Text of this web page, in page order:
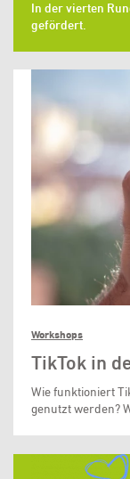
In der vierten
gefördert.
Workshops
TikTok in
Wie funktioniert
genutzt werden?